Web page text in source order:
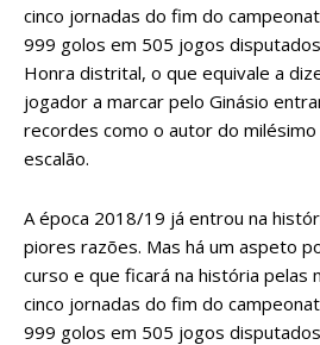
cinco jornadas do fim do
999 golos em 505 jogos
Honra distrital, o que equivale a
jogador a marcar pelo Ginásio
recordes como o autor do
escalão.
A época 2018/19 já entrou na
piores razões. Mas há um aspeto
curso e que ficará na história pelas
cinco jornadas do fim do
999 golos em 505 jogos